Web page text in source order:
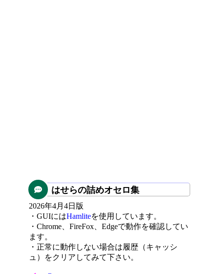
はせらの詰めオセロ集
2026年4月4日版
・GUIにはHamliteを使用しています。
・Chrome、FireFox、Edgeで動作を確認してい
ます。
・正常に動作しない場合は履歴（キャッシ
ュ）をクリアしてみて下さい。